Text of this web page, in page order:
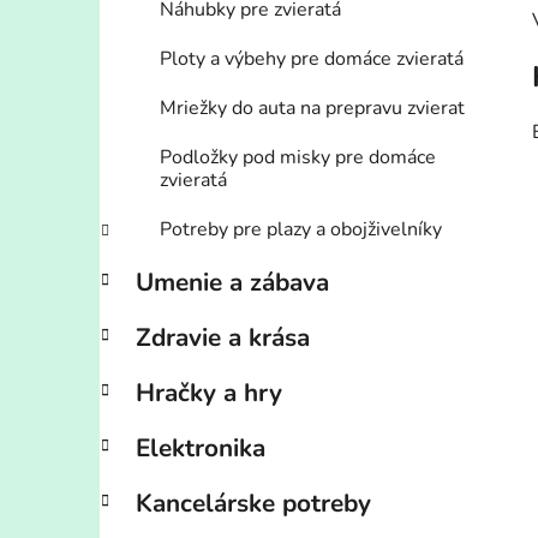
Náhubky pre zvieratá
Ploty a výbehy pre domáce zvieratá
Mriežky do auta na prepravu zvierat
Podložky pod misky pre domáce
zvieratá
Potreby pre plazy a obojživelníky
Umenie a zábava
Zdravie a krása
Hračky a hry
Elektronika
Kancelárske potreby